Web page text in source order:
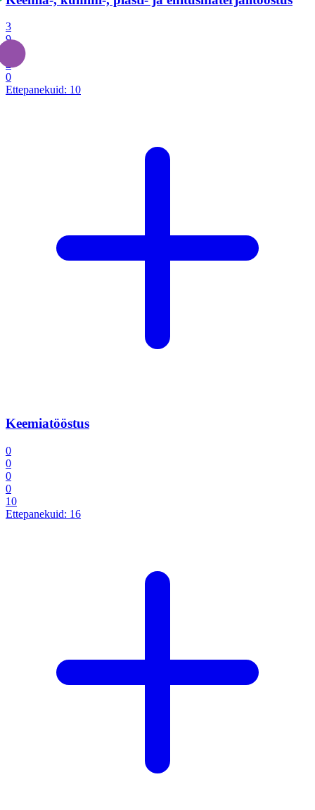
3
9
2
0
Ettepanekuid: 10
Keemiatööstus
0
0
0
0
10
Ettepanekuid: 16